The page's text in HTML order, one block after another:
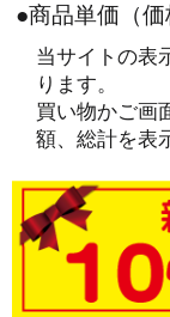
●商品単価（
当サイトの表
ります。
買い物かご画
額、総計を表